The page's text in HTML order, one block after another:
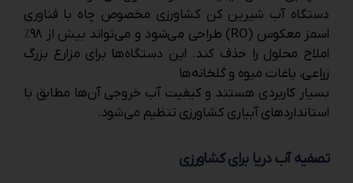
دستگاه آب شیرین‌ کن کشاورزی مخصوص چاه با فناوری
اسمز معکوس (RO) طراحی می‌شود و می‌تواند بیش از ۹۸٪
املاح محلول را حذف کند. این دستگاه‌ها برای مزارع بزرگ
زراعی، باغات میوه و گلخانه‌ها
بسیار کاربردی هستند و کیفیت آب خروجی آن‌ها مطابق با
استانداردهای آبیاری کشاورزی تنظیم می‌شود.
تصفیه آب دریا برای کشاورزی